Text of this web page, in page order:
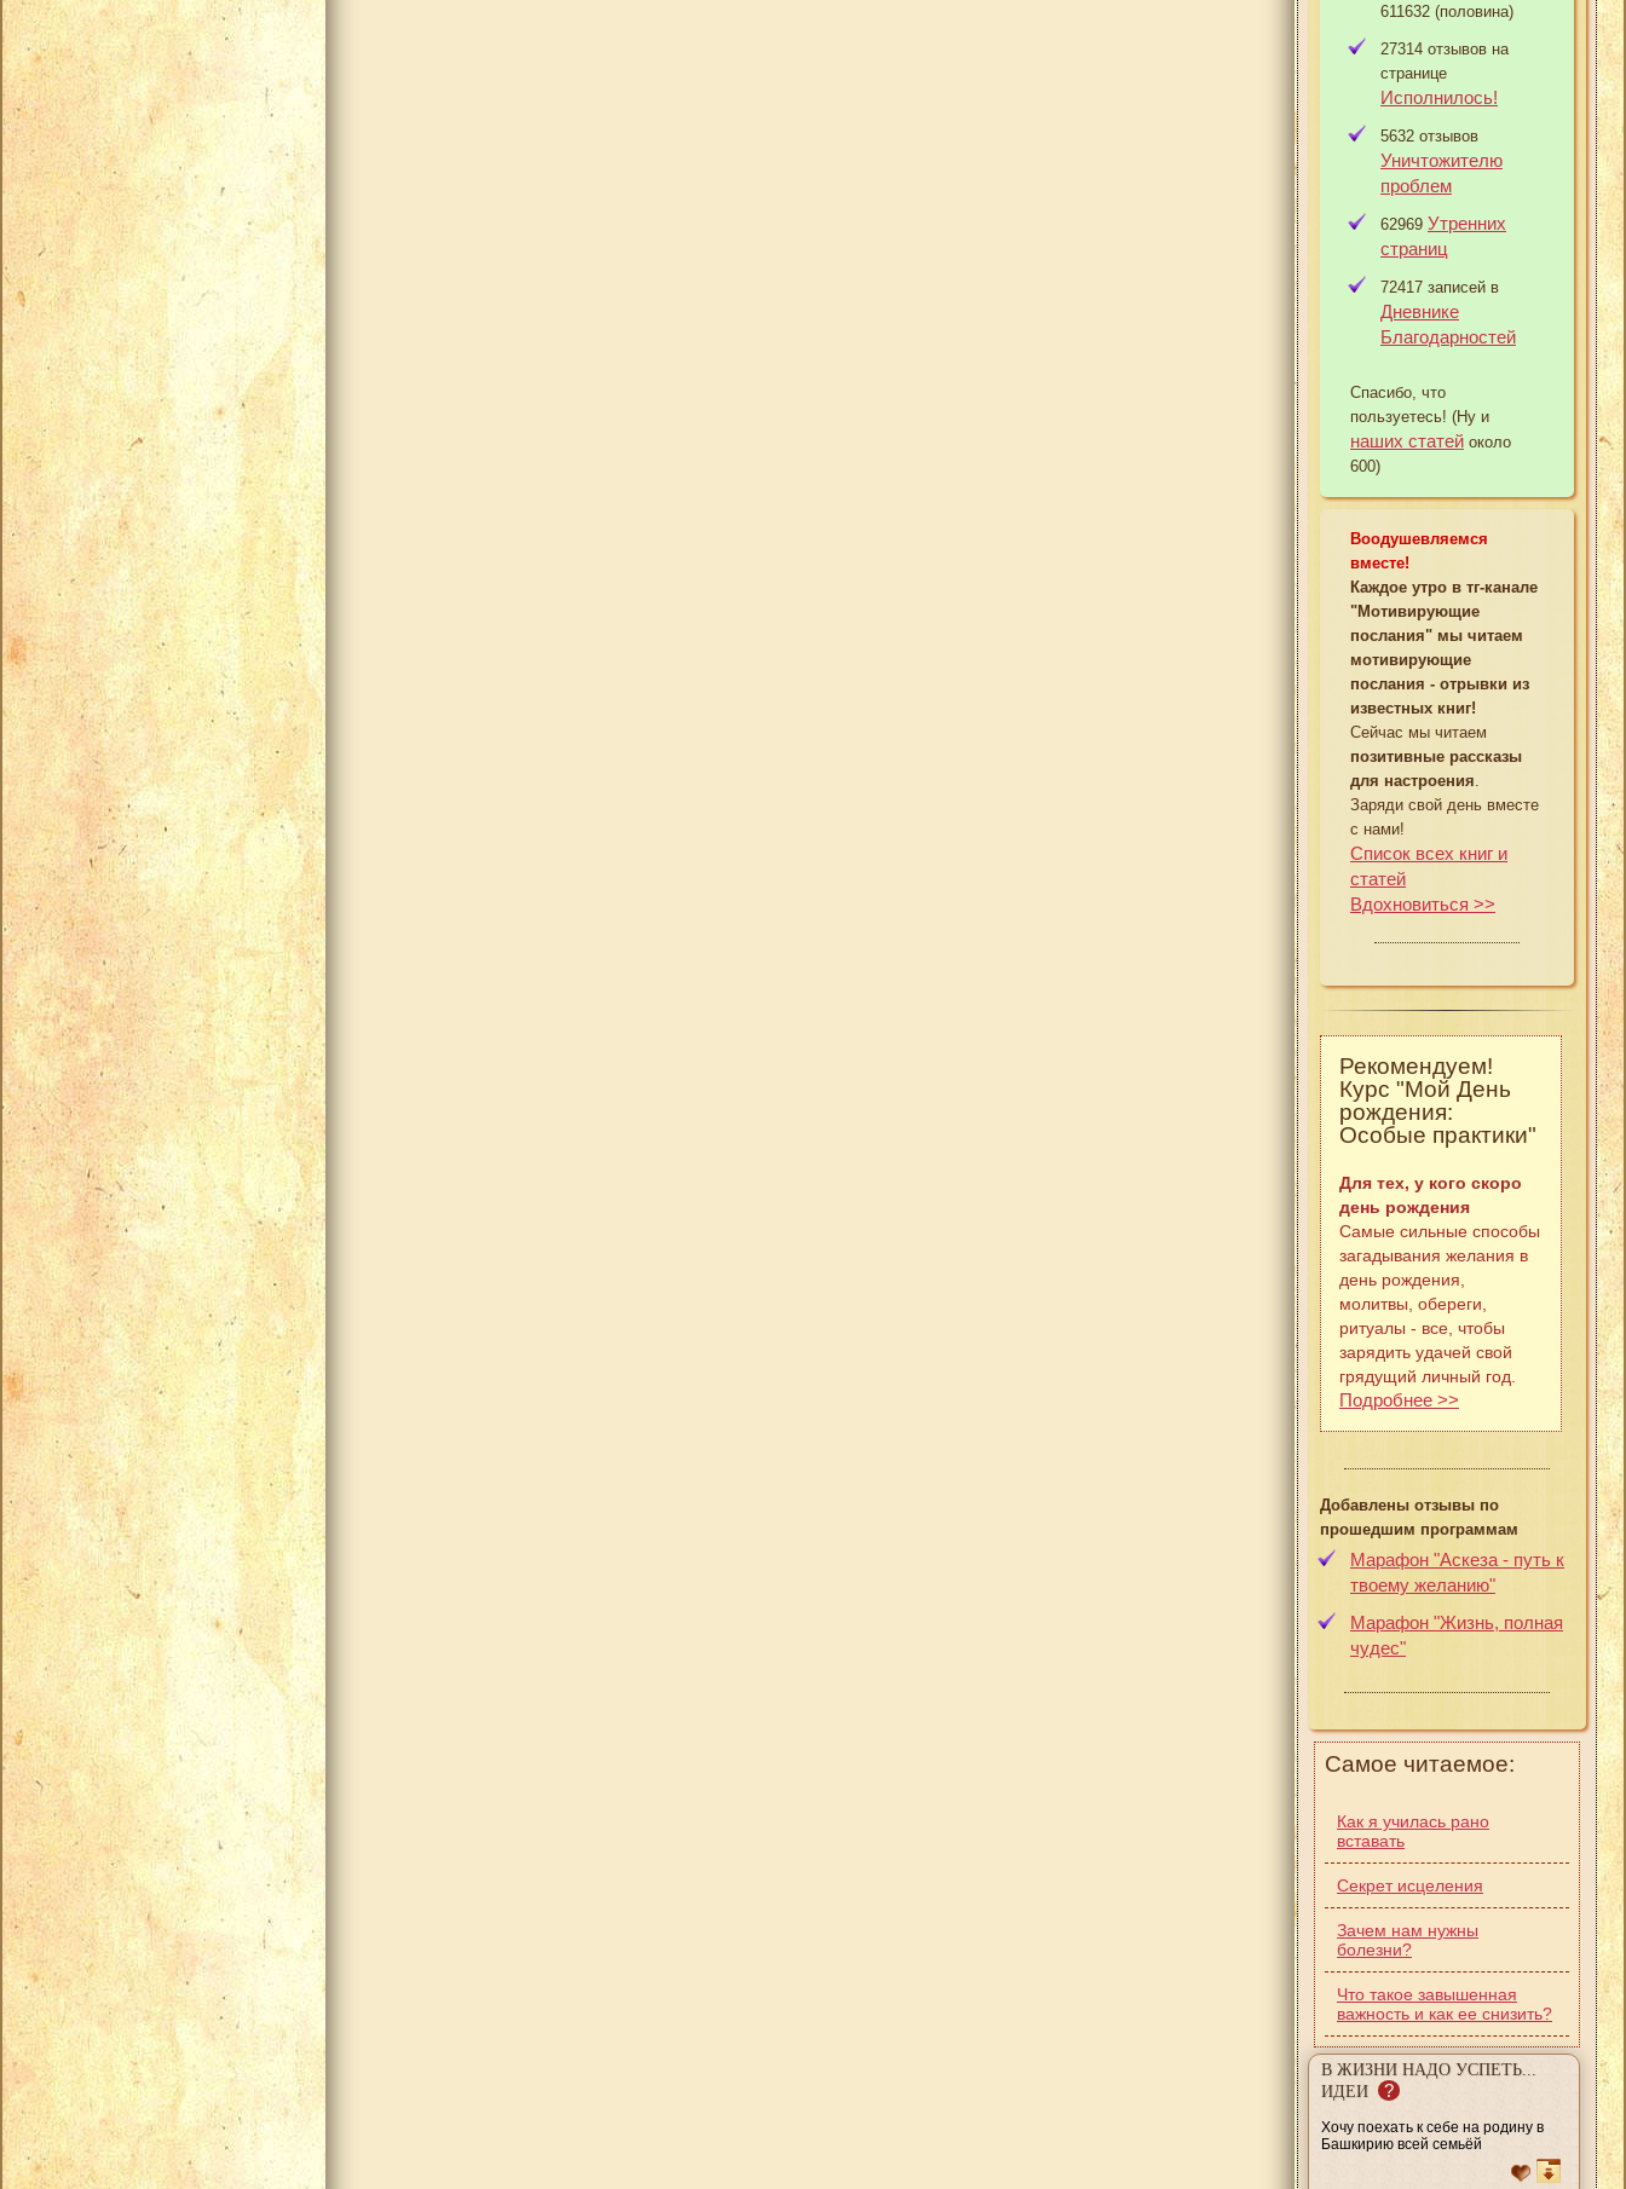
611632 (половина)
27314 отзывов на
странице
Исполнилось!
5632 отзывов
Уничтожителю
проблем
62969 Утренних
страниц
72417 записей в
Дневнике
Благодарностей
Спасибо, что
пользуетесь! (Ну и
наших статей около
600)
Воодушевляемся
вместе!
Каждое утро в тг-канале
"Мотивирующие
послания" мы читаем
мотивирующие
послания - отрывки из
известных книг!
Сейчас мы читаем
позитивные рассказы
для настроения
Заряди свой день вместе
с нами!
Список всех книг и
статей
Вдохновиться >>
Рекомендуем!
Курс "Мой День
рождения:
Особые практики"
Для тех, у кого скоро
день рождения
Самые сильные способы
загадывания желания в
день рождения,
молитвы, обереги,
ритуалы - все, чтобы
зарядить удачей свой
грядущий личный год.
Подробнее >>
Добавлены отзывы по
прошедшим программам
Марафон "Аскеза - путь к
твоему желанию"
Марафон "Жизнь, полная
чудес"
Самое читаемое:
Как я училась рано
вставать
Секрет исцеления
Зачем нам нужны
болезни?
Что такое завышенная
важность и как ее снизить?
В ЖИЗНИ НАДО УСПЕТЬ...
ИДЕИ
?
Хочу поехать к себе на родину в
Башкирию всей семьёй